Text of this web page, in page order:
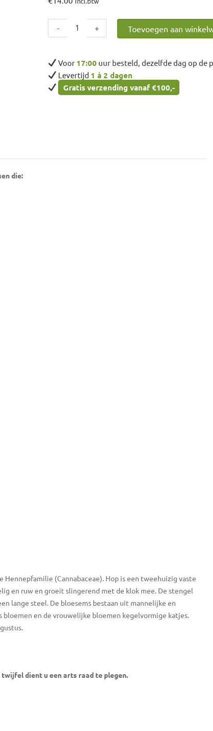
-
aantal
+ Toevoegen aan
Voor 17:00 uur besteld, dezelfde dag op de
Levertijd 1 à 2 dagen
Gratis verzending vanaf €100,-
die:
(Cannabaceae). Hop is een tweehuizig vaste
en ruw en groeit slingerend met de klok mee. De stengel
lange steel. De bloesems bestaan uit mannelijke en
en de vrouwelijke bloemen kegelvormige katjes.
dient u een arts raad te plegen.